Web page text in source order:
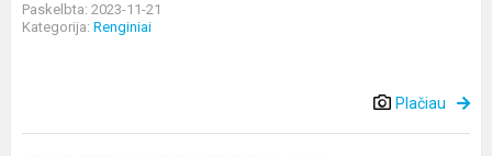
Paskelbta: 2023-11-21
Kategorija: Renginiai
Plačiau